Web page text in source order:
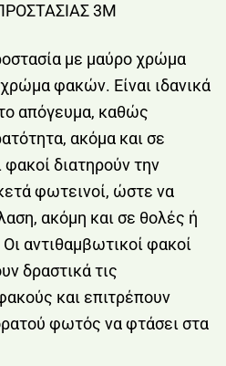
3Μ
με μαύρο χρώμα
φακών. Είναι ιδανικά
απόγευμα, καθώς
ακόμα και σε
διατηρούν την
φωτεινοί, ώστε να
ακόμη και σε θολές ή
αντιθαμβωτικοί φακοί
δραστικά τις
και επιτρέπουν
φωτός να φτάσει στα